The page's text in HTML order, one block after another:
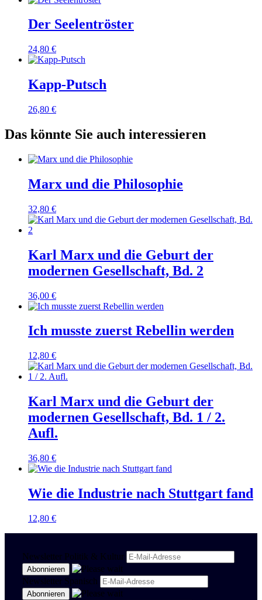
Der Seelentröster
24,80 €
Kapp-Putsch
26,80 €
Das könnte Sie auch interessieren
Marx und die Philosophie
32,80 €
Karl Marx und die Geburt der
modernen Gesellschaft, Bd. 2
36,00 €
Ich musste zuerst Rebellin werden
12,80 €
Karl Marx und die Geburt der
modernen Gesellschaft, Bd. 1 / 2.
Aufl.
36,80 €
Wie die Industrie nach Stuttgart fand
12,80 €
Newsletter Politik & Kultur
Newsletter Spanisch